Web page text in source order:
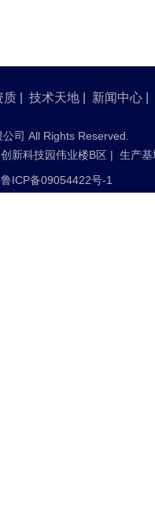
质 技术天地 新闻中心
司 All Rights Reserved.
新科技园伟业楼B区 | 生产
鲁ICP备09054422号-1